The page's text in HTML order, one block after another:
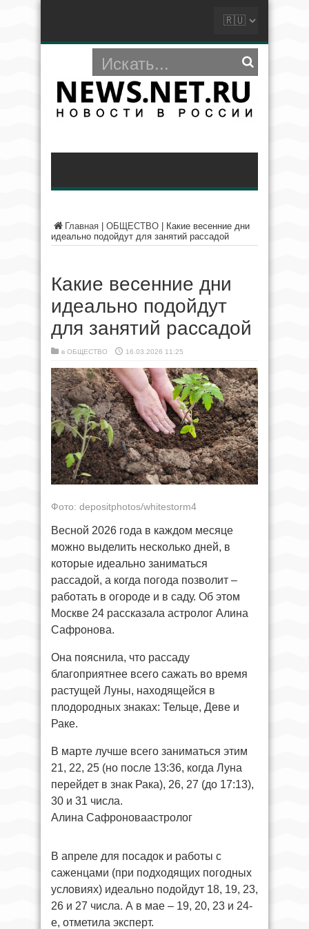
Главная ОБЩЕСТВО
Какие весенние дни
идеально подойдут для занятий рассадой
Какие весенние дни
идеально подойдут
для занятий рассадой
в ОБЩЕСТВО 16.03.2026 11:25
Фото: depositphotos/whitestorm4
Весной 2026 года в каждом месяце
можно выделить несколько дней, в
которые идеально заниматься
рассадой, а когда погода позволит –
работать в огороде и в саду. Об этом
Москве 24 рассказала астролог Алина
Сафронова.
Она пояснила, что рассаду
благоприятнее всего сажать во время
растущей Луны, находящейся в
плодородных знаках: Тельце, Деве и
Раке.
В марте лучше всего заниматься этим
21, 22, 25 (но после 13:36, когда Луна
перейдет в знак Рака), 26, 27 (до 17:13),
30 и 31 числа.
Алина Сафроноваастролог
В апреле для посадок и работы с
саженцами (при подходящих погодных
условиях) идеально подойдут 18, 19, 23,
26 и 27 числа. А в мае – 19, 20, 23 и 24-
е, отметила эксперт.